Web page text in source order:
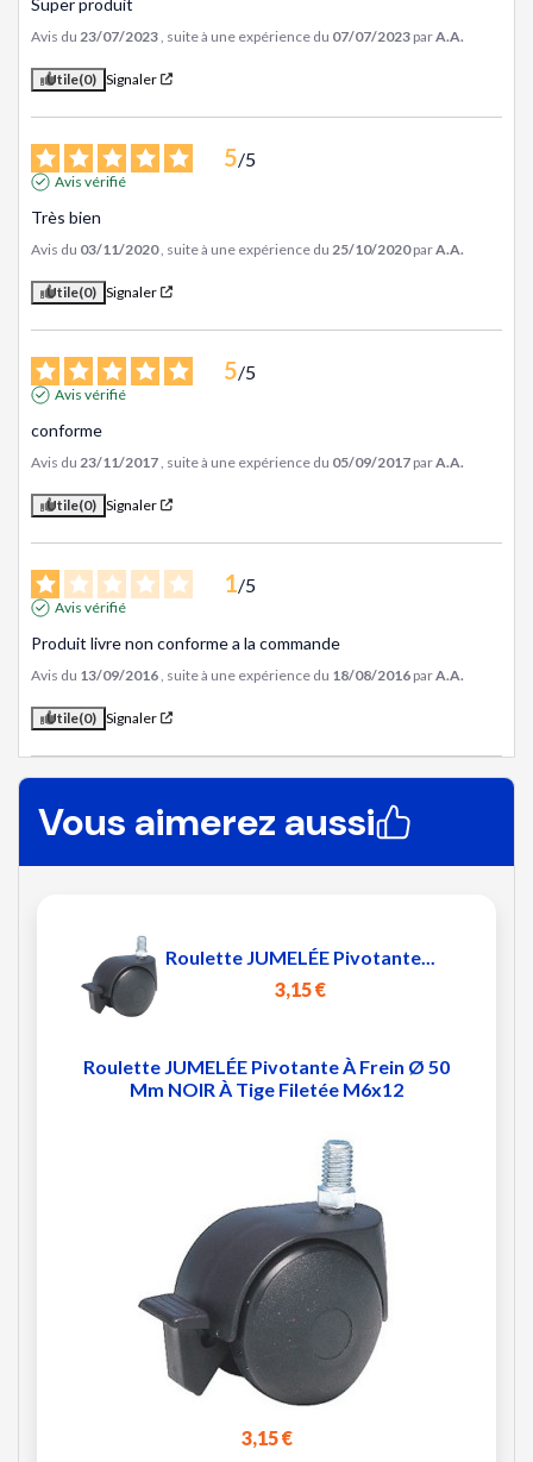
Super produit
Avis du 23/07/2023 , suite à une expérience du 07/07/2023 parA.A.
Utile(0) Signaler
5/5
Avis vérifié
Très bien
Avis du 03/11/2020 , suite à une expérience du 25/10/2020 parA.A.
Utile(0) Signaler
5/5
Avis vérifié
conforme
Avis du 23/11/2017 , suite à une expérience du 05/09/2017 parA.A.
Utile(0) Signaler
1/5
Avis vérifié
Produit livre non conforme a la commande
Avis du 13/09/2016 , suite à une expérience du 18/08/2016 parA.A.
Utile(0) Signaler
Vous aimerez aussi
Roulette JUMELÉE Pivotante...
3,15 €
Roulette JUMELÉE Pivotante À Frein Ø 50
Mm NOIR À Tige Filetée M6x12
3,15 €